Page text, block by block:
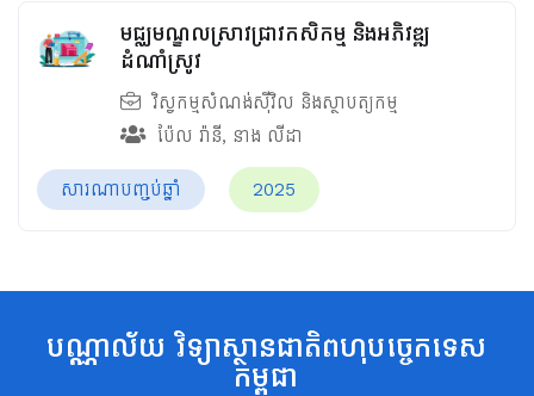
មជ្ឈមណ្ឌលស្រាវជ្រាវកសិកម្ម និងអភិវឌ្ឍ
ដំណាំស្រូវ
វិស្វកម្មសំណង់ស៊ីវិល និងស្ថាបត្យកម្ម
ប៉ែល រ៉ានី, នាង លីដា
សារណាបញ្ចប់ឆ្នាំ 2025
បណ្ណាល័យ វិទ្យាស្ថានជាតិពហុបច្ចេកទេស
កម្ពុជា